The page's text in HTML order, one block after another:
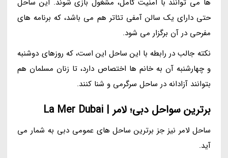
ها می توانند با امنیت کامل، مشغول بازی شوند. این ساحل
حتی دارای یک سالن آمفی تئاتر هم می باشد، که برنامه های
مفرحی در آن برگزار می شود.
نکته جالب در رابطه با این ساحل این است، که روزهای دوشنبه
و چهارشنبه آن به خانم ها اختصاص دارد، تا زنان مسلمان هم
بتوانند آزادانه در ساحل سرگرمی و شنا کنند.
برترین سواحل دبی؛ لامر | La Mer Dubai
ساحل لامر نیز جز برترین ساحل های عمومی دبی به شمار می
آید.